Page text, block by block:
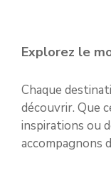
Explorez le
Chaque
découvrir. Que
inspirations ou
accompagnons